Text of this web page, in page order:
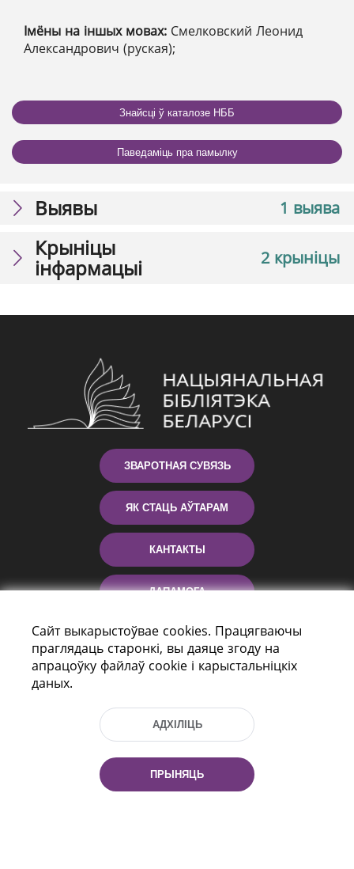
Імёны на іншых мовах: Смелковский Леонид
Александрович (руская);
Знайсці ў каталозе НББ
Паведаміць пра памылку
1 выява
Выявы
2 крыніцы
Крыніцы
інфармацыі
ЗВАРОТНАЯ СУВЯЗЬ
ЯК СТАЦЬ АЎТАРАМ
КАНТАКТЫ
ДАПАМОГА
праспект Незалежнасці 116
г. Мiнск, Рэспубліка Беларусь, 220114
Тэл.: (+375 17) 368 37 37, Факс: (+375 17)
Сайт выкарыстоўвае cookies. Працягваючы
праглядаць старонкі, вы даяце згоду на
апрацоўку файлаў cookie і карыстальніцкіх
даных.
АДХІЛІЦЬ
ПРЫНЯЦЬ